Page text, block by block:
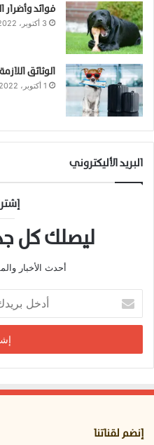
فوائد وأضرار
3 أكتوبر، 2022
الوثائق
1 أكتوبر، 2022
البريد الأليكتروني
ليصلك كل
أحدث الأخبار
خ
ب
ر
ا
إنضم لقناتنا